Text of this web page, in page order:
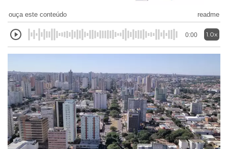
ouça este conteúdo readme
0:00 1.0x